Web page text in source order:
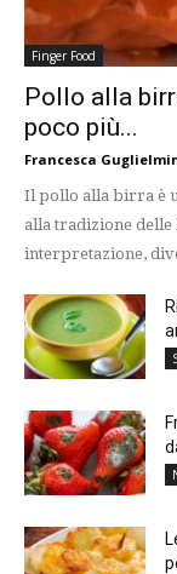
Finger Food
Pollo alla
poco più...
Francesca
Il pollo alla birra è
alla tradizione delle
interpretazione,